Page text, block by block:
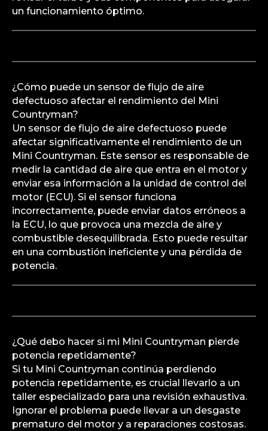
un funcionamiento óptimo.
¿Cómo puede un sensor de flujo de aire
defectuoso afectar el rendimiento del Mini
Countryman?
Un sensor de flujo de aire defectuoso puede
afectar significativamente el rendimiento de un
Mini Countryman. Este sensor es responsable de
medir la cantidad de aire que entra en el motor y
enviar esa información a la unidad de control del
motor (ECU). Si el sensor funciona
incorrectamente, puede enviar datos erróneos a
la ECU, lo que provoca una mezcla de aire y
combustible desequilibrada. Esto puede resultar
en una combustión ineficiente y una pérdida de
potencia.
¿Qué debo hacer si mi Mini Countryman pierde
potencia repetidamente?
Si tu Mini Countryman continúa perdiendo
potencia repetidamente, es crucial llevarlo a un
taller especializado para una revisión exhaustiva.
Ignorar el problema puede llevar a un desgaste
prematuro del motor y a reparaciones costosas.